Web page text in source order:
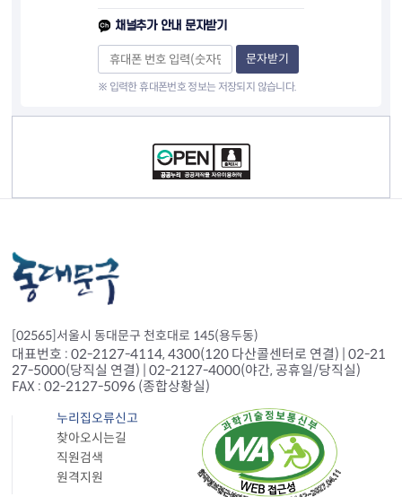
채널추가 안내 문자받기
문자받기
※ 입력한 휴대폰번호 정보는 저장되지 않습니다.
[02565]서울시 동대문구 천호대로 145(용두동)
대표번호 : 02-2127-4114, 4300(120 다산콜센터로 연결) | 02-21
27-5000(당직실 연결) | 02-2127-4000(야간, 공휴일/당직실)
FAX : 02-2127-5096 (종합상황실)
누리집오류신고
찾아오시는길
직원검색
원격지원